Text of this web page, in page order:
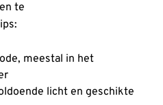
te
meestal in het
licht en geschikte